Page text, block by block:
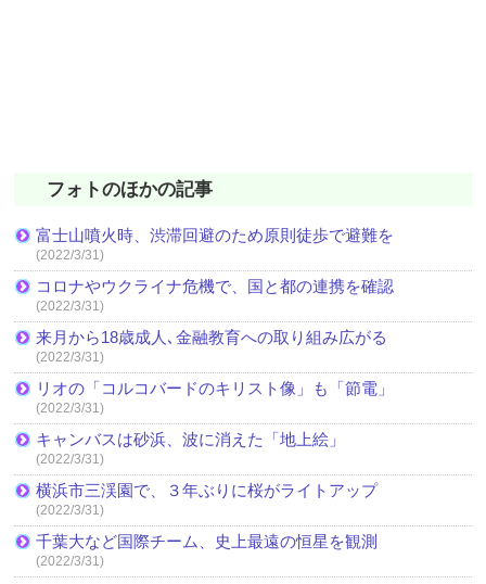
フォトのほかの記事
富士山噴火時、渋滞回避のため原則徒歩で避難を
(2022/3/31)
コロナやウクライナ危機で、国と都の連携を確認
(2022/3/31)
来月から18歳成人､金融教育への取り組み広がる
(2022/3/31)
リオの「コルコバードのキリスト像」も「節電」
(2022/3/31)
キャンバスは砂浜、波に消えた「地上絵」
(2022/3/31)
横浜市三渓園で、３年ぶりに桜がライトアップ
(2022/3/31)
千葉大など国際チーム、史上最遠の恒星を観測
(2022/3/31)